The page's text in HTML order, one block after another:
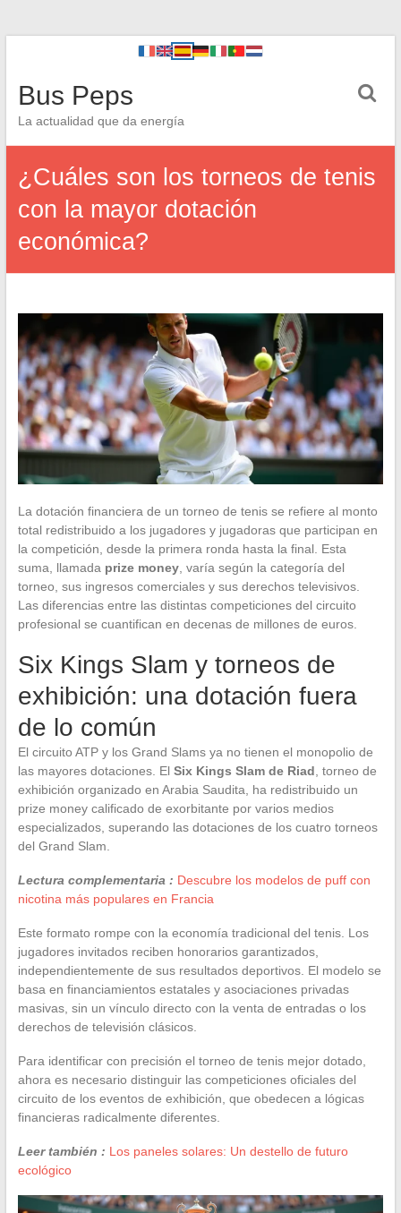
Bus Peps
La actualidad que da energía
¿Cuáles son los torneos de tenis
con la mayor dotación
económica?
La dotación financiera de un torneo de tenis se refiere al monto
total redistribuido a los jugadores y jugadoras que participan en
la competición, desde la primera ronda hasta la final. Esta
suma, llamada prize money, varía según la categoría del
torneo, sus ingresos comerciales y sus derechos televisivos.
Las diferencias entre las distintas competiciones del circuito
profesional se cuantifican en decenas de millones de euros.
Six Kings Slam y torneos de
exhibición: una dotación fuera
de lo común
El circuito ATP y los Grand Slams ya no tienen el monopolio de
las mayores dotaciones. El Six Kings Slam de Riad , torneo de
exhibición organizado en Arabia Saudita, ha redistribuido un
prize money calificado de exorbitante por varios medios
especializados, superando las dotaciones de los cuatro torneos
del Grand Slam.
Lectura complementaria : Descubre los modelos de puff con
nicotina más populares en Francia
Este formato rompe con la economía tradicional del tenis. Los
jugadores invitados reciben honorarios garantizados,
independientemente de sus resultados deportivos. El modelo se
basa en financiamientos estatales y asociaciones privadas
masivas, sin un vínculo directo con la venta de entradas o los
derechos de televisión clásicos.
Para identificar con precisión el torneo de tenis mejor dotado,
ahora es necesario distinguir las competiciones oficiales del
circuito de los eventos de exhibición, que obedecen a lógicas
financieras radicalmente diferentes.
Leer también : Los paneles solares: Un destello de futuro
ecológico